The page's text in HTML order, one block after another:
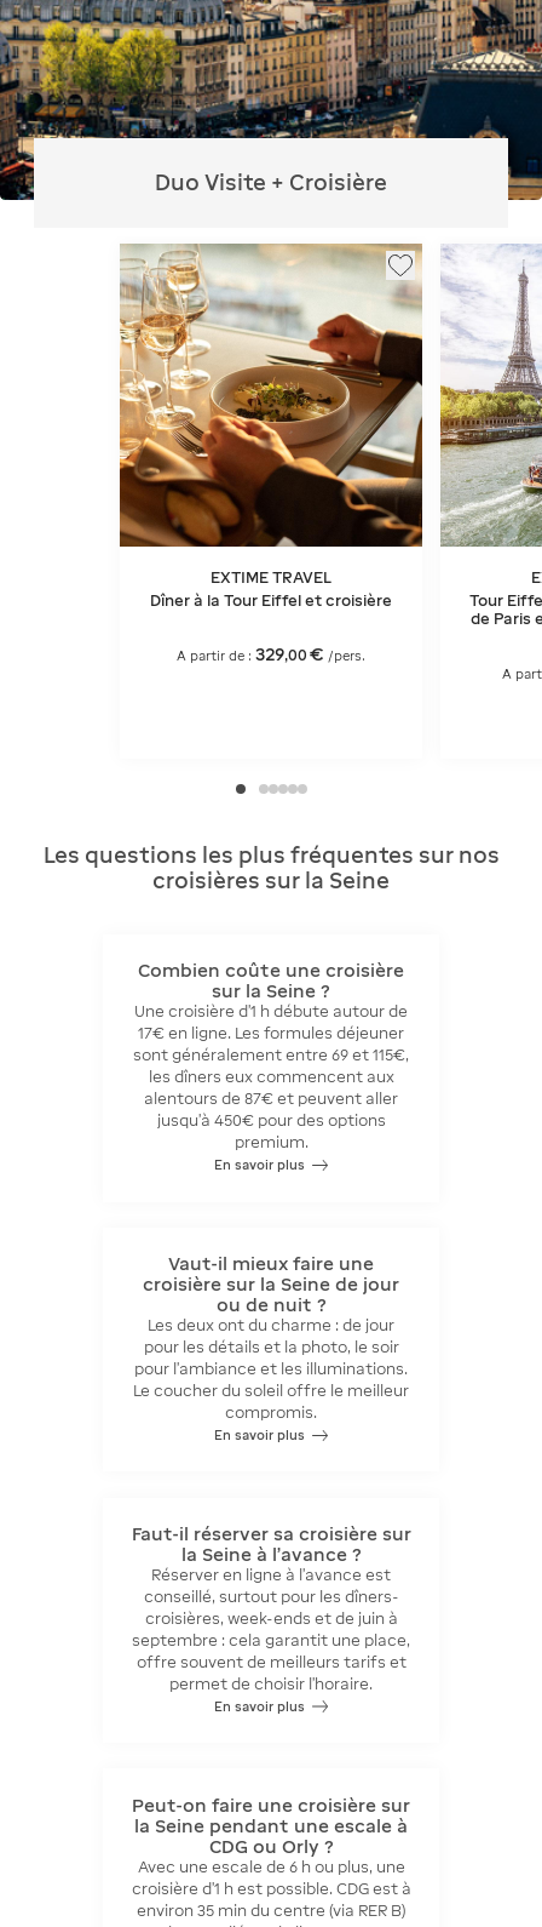
Duo Visite + Croisière
EXTIME TRAVEL
Dîner à la Tour Eiffel et croisière
A partir de : 329,00 € /pers.
Tour
de Paris
A
Les questions les plus fréquentes sur nos
croisières sur la Seine
Combien coûte une croisière
sur la Seine ?
Une croisière d'1 h débute autour de
17€ en ligne. Les formules déjeuner
sont généralement entre 69 et 115€,
les dîners eux commencent aux
alentours de 87€ et peuvent aller
jusqu’à 450€ pour des options
premium.
En savoir plus
Vaut-il mieux faire une
croisière sur la Seine de jour
ou de nuit ?
Les deux ont du charme : de jour
pour les détails et la photo, le soir
pour l’ambiance et les illuminations.
Le coucher du soleil offre le meilleur
compromis.
En savoir plus
Faut-il réserver sa croisière sur
la Seine à l'avance ?
Réserver en ligne à l’avance est
conseillé, surtout pour les dîners-
croisières, week-ends et de juin à
septembre : cela garantit une place,
offre souvent de meilleurs tarifs et
permet de choisir l’horaire.
En savoir plus
Peut-on faire une croisière sur
la Seine pendant une escale à
CDG ou Orly ?
Avec une escale de 6 h ou plus, une
croisière d’1 h est possible. CDG est à
environ 35 min du centre (via RER B)